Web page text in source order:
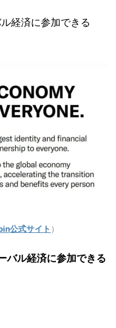
経済に参加できる
公式サイト ）
バル経済に参加できる